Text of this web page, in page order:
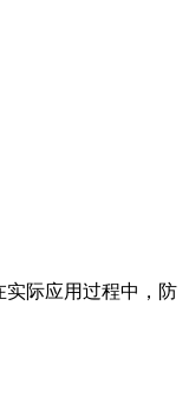
际应用过程中，防